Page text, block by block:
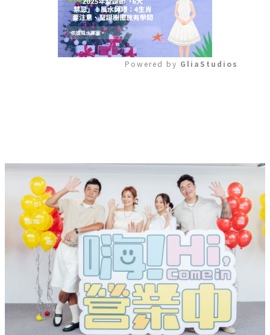
Powered by GliaStudios